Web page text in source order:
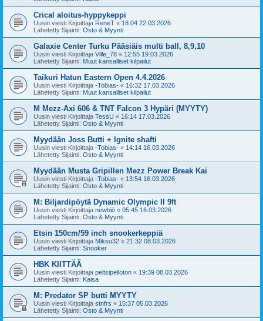
Crical aloitus-hyppykeppi
Uusin viesti Kirjoittaja ReneT « 18:04 22.03.2026
Lähetetty Sijainti: Osto & Myynti
Galaxie Center Turku Pääsiäis multi ball, 8,9,10
Uusin viesti Kirjoittaja Ville_78 « 12:55 19.03.2026
Lähetetty Sijainti: Muut kansalliset kilpailut
Taikuri Hatun Eastern Open 4.4.2026
Uusin viesti Kirjoittaja -Tobias- « 16:32 17.03.2026
Lähetetty Sijainti: Muut kansalliset kilpailut
M Mezz-Axi 606 & TNT Falcon 3 Hypäri (MYYTY)
Uusin viesti Kirjoittaja TessU « 16:14 17.03.2026
Lähetetty Sijainti: Osto & Myynti
Myydään Joss Butti + Ignite shafti
Uusin viesti Kirjoittaja -Tobias- « 14:14 16.03.2026
Lähetetty Sijainti: Osto & Myynti
Myydään Musta Gripillen Mezz Power Break Kai
Uusin viesti Kirjoittaja -Tobias- « 13:54 16.03.2026
Lähetetty Sijainti: Osto & Myynti
M: Biljardipöytä Dynamic Olympic II 9ft
Uusin viesti Kirjoittaja newbiö « 05:45 16.03.2026
Lähetetty Sijainti: Osto & Myynti
Etsin 150cm/59 inch snookerkeppiä
Uusin viesti Kirjoittaja Miksu32 « 21:32 08.03.2026
Lähetetty Sijainti: Snooker
HBK KIITTÄÄ
Uusin viesti Kirjoittaja peltsipelloton « 19:39 08.03.2026
Lähetetty Sijainti: Kaisa
M: Predator SP butti MYYTY
Uusin viesti Kirjoittaja stnfrs « 15:37 05.03.2026
Lähetetty Sijainti: Osto & Myynti